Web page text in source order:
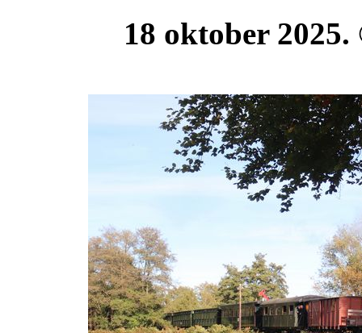
18 oktober